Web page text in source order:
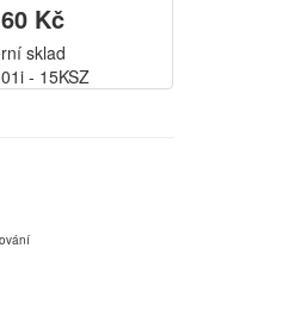
Kč
sklad
- 15KSZ